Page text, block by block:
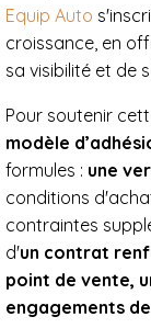
Equip Auto
croissance, en
sa visibilité et de
Pour soutenir
modèle
formules : une
conditions
contraintes
d'un contrat
point de vente,
engagements